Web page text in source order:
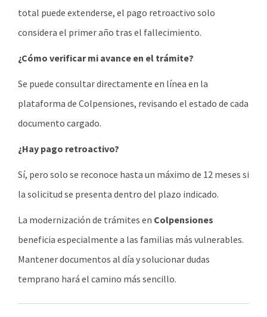
total puede extenderse, el pago retroactivo solo
considera el primer año tras el fallecimiento.
¿Cómo verificar mi avance en el trámite?
Se puede consultar directamente en línea en la
plataforma de Colpensiones, revisando el estado de cada
documento cargado.
¿Hay pago retroactivo?
Sí, pero solo se reconoce hasta un máximo de 12 meses si
la solicitud se presenta dentro del plazo indicado.
La modernización de trámites en Colpensiones
beneficia especialmente a las familias más vulnerables.
Mantener documentos al día y solucionar dudas
temprano hará el camino más sencillo.